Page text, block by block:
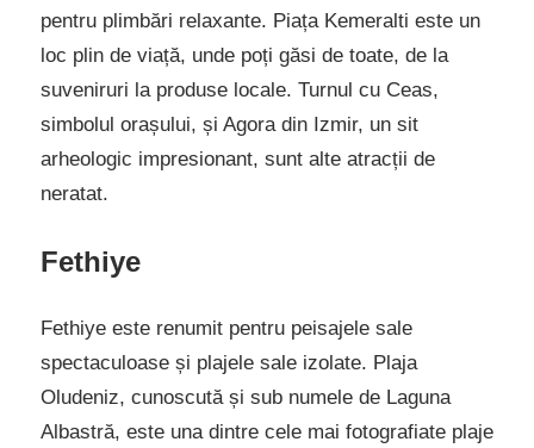
pentru plimbări relaxante. Piața Kemeralti este un
loc plin de viață, unde poți găsi de toate, de la
suveniruri la produse locale. Turnul cu Ceas,
simbolul orașului, și Agora din Izmir, un sit
arheologic impresionant, sunt alte atracții de
neratat.
Fethiye
Fethiye este renumit pentru peisajele sale
spectaculoase și plajele sale izolate. Plaja
Oludeniz, cunoscută și sub numele de Laguna
Albastră, este una dintre cele mai fotografiate plaje